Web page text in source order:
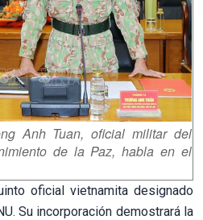
Anh Tuan, oficial militar del
de la Paz, habla en el
oficial vietnamita designado
Su incorporación demostrará la